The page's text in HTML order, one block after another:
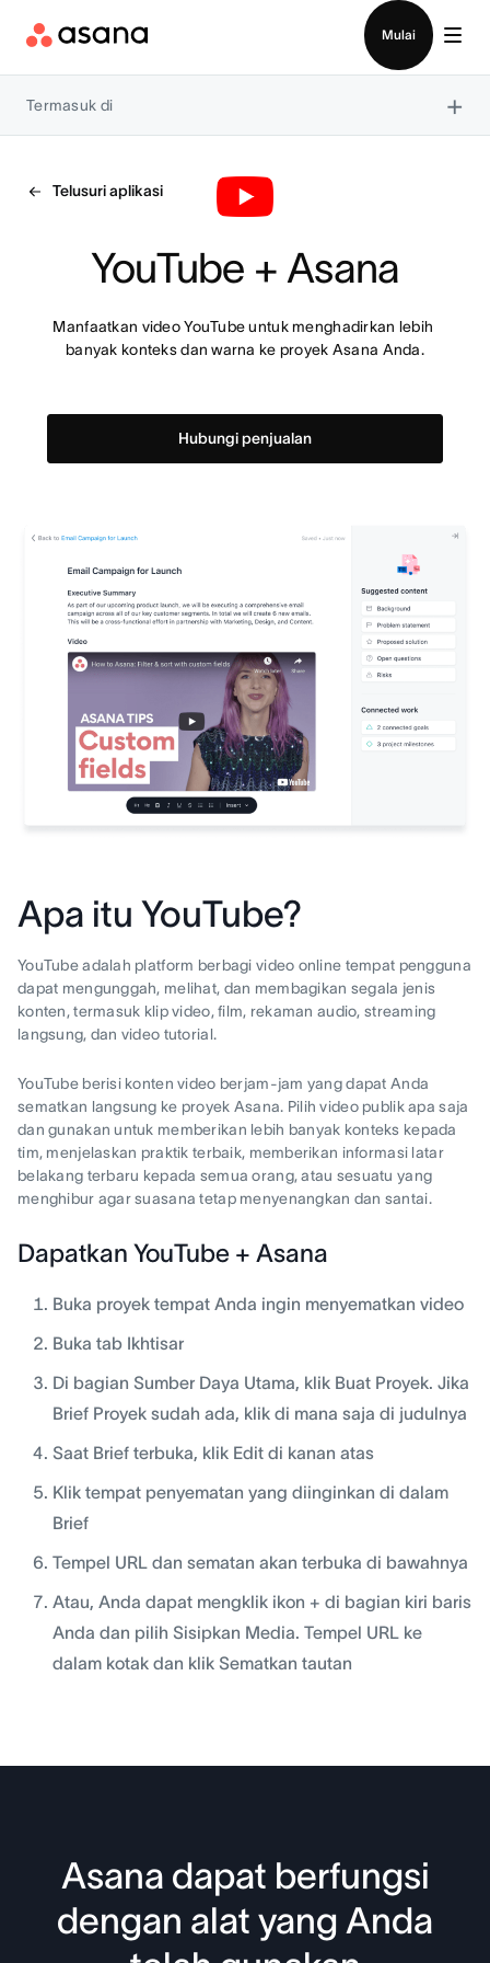
Mulai
Termasuk di ×
Telusuri aplikasi
YouTube + Asana
Manfaatkan video YouTube untuk menghadirkan lebih
banyak konteks dan warna ke proyek Asana Anda.
Hubungi penjualan
Apa itu YouTube?
YouTube adalah platform berbagi video online tempat pengguna
dapat mengunggah, melihat, dan membagikan segala jenis
konten, termasuk klip video, film, rekaman audio, streaming
langsung, dan video tutorial.
YouTube berisi konten video berjam-jam yang dapat Anda
sematkan langsung ke proyek Asana. Pilih video publik apa saja
dan gunakan untuk memberikan lebih banyak konteks kepada
tim, menjelaskan praktik terbaik, memberikan informasi latar
belakang terbaru kepada semua orang, atau sesuatu yang
menghibur agar suasana tetap menyenangkan dan santai.
Dapatkan YouTube + Asana
Buka proyek tempat Anda ingin menyematkan video
Buka tab Ikhtisar
Di bagian Sumber Daya Utama, klik Buat Proyek. Jika
Brief Proyek sudah ada, klik di mana saja di judulnya
Saat Brief terbuka, klik Edit di kanan atas
Klik tempat penyematan yang diinginkan di dalam
Brief
Tempel URL dan sematan akan terbuka di bawahnya
Atau, Anda dapat mengklik ikon + di bagian kiri baris
Anda dan pilih Sisipkan Media. Tempel URL ke
dalam kotak dan klik Sematkan tautan
Asana dapat berfungsi
dengan alat yang Anda